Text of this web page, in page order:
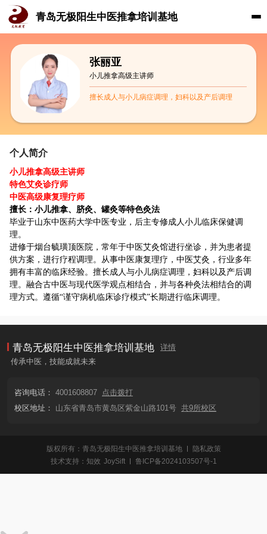
青岛无极阳生中医推拿培训基地
张丽亚
小儿推拿高级主讲师
擅长成人与小儿病症调理，妇科以及产后调理
个人简介
小儿推拿高级主讲师
特色艾灸诊疗师
中医高级康复理疗师
擅长：小儿推拿、脐灸、罐灸等特色灸法
毕业于山东中医药大学中医专业，后主专修成人小儿临床保健调
理。
进修于烟台毓璜顶医院，常年于中医艾灸馆进行坐诊，并为患者提
供方案，进行疗程调理。从事中医康复理疗，中医艾灸，行业多年
拥有丰富的临床经验。擅长成人与小儿病症调理，妇科以及产后调
理。融合古中医与现代医学观点相结合，并与各种灸法相结合的调
理方式。遵循“谨守病机临床诊疗模式”长期进行临床调理。
青岛无极阳生中医推拿培训基地
详情
传承中医，技能成就未来
咨询电话： 4001608807 点击拨打
校区地址：
山东省青岛市黄岛区紫金山路101号 共9所校区
版权所有：青岛无极阳生中医推拿培训基地
隐私政策
技术支持： 知效 JoySift 鲁ICP备2024103507号-1